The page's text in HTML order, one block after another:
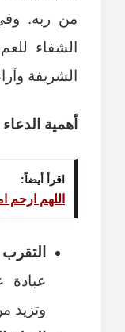
من ربه.
الشفاء
الشريفة
أهمية
اقرأ أيضاً:
اللهم ارحم
عبادة
وتزيد